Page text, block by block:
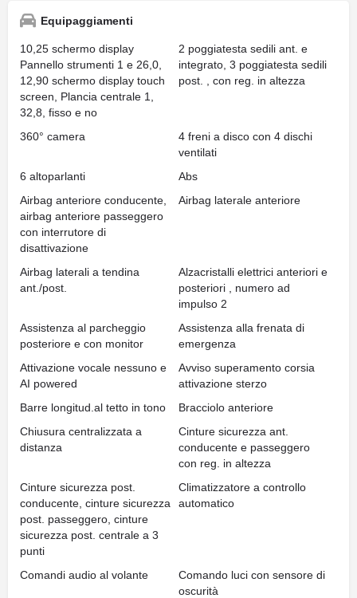
Equipaggiamenti
10,25 schermo display
Pannello strumenti 1 e 26,0,
12,90 schermo display touch
screen, Plancia centrale 1,
32,8, fisso e no
2 poggiatesta sedili ant. e
integrato, 3 poggiatesta sedili
post. , con reg. in altezza
360° camera
4 freni a disco con 4 dischi
ventilati
6 altoparlanti
Abs
Airbag anteriore conducente,
airbag anteriore passeggero
con interrutore di
disattivazione
Airbag laterale anteriore
Airbag laterali a tendina
ant./post.
Alzacristalli elettrici anteriori e
posteriori , numero ad
impulso 2
Assistenza al parcheggio
posteriore e con monitor
Assistenza alla frenata di
emergenza
Attivazione vocale nessuno e
AI powered
Avviso superamento corsia
attivazione sterzo
Barre longitud.al tetto in tono
Bracciolo anteriore
Chiusura centralizzata a
distanza
Cinture sicurezza ant.
conducente e passeggero
con reg. in altezza
Cinture sicurezza post.
conducente, cinture sicurezza
post. passeggero, cinture
sicurezza post. centrale a 3
punti
Climatizzatore a controllo
automatico
Comandi audio al volante
Comando luci con sensore di
oscurità